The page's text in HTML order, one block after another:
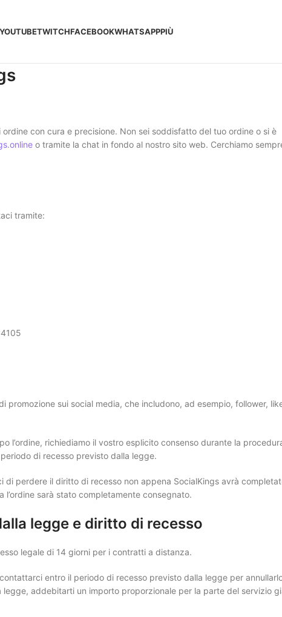
YOUTUBETWITCHFACEBOOKWHATSAPPPIÙ
con cura e precisione. Non sei soddisfatto del tuo ordine o si è
o tramite la chat in fondo al nostro sito web. Cerchiamo
tramite:
sui social media, che includono, ad esempio, follower,
l’ordine, richiediamo il vostro esplicito consenso durante la
di recesso previsto dalla legge.
di perdere il diritto di recesso non appena SocialKings avrà
l’ordine sarà stato completamente consegnato.
legge e diritto di recesso
legale di 14 giorni per i contratti a distanza.
entro il periodo di recesso previsto dalla legge per
addebitarti un importo proporzionale per la parte del servizio